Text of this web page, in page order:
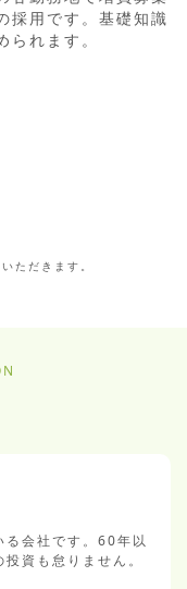
採用です。基礎知識
れます。
ただきます。
る会社です。60年以
資も怠りません。